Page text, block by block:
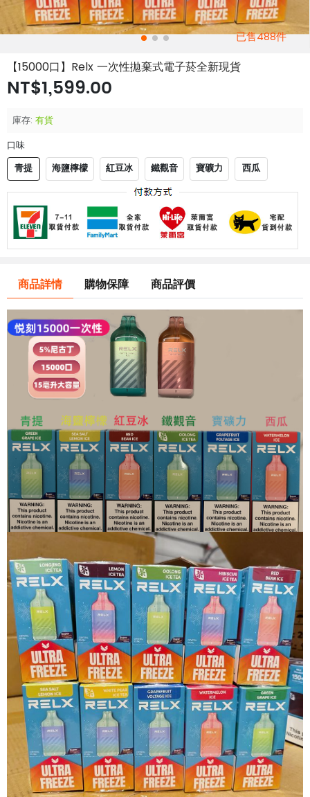
已售488件
【15000口】Relx 一次性拋棄式電子菸全新現貨
NT$1,599.00
庫存: 有貨
口味
青提 海鹽檸檬 紅豆冰 鐵觀音 寶礦力 西瓜
商品詳情 購物保障 商品評價